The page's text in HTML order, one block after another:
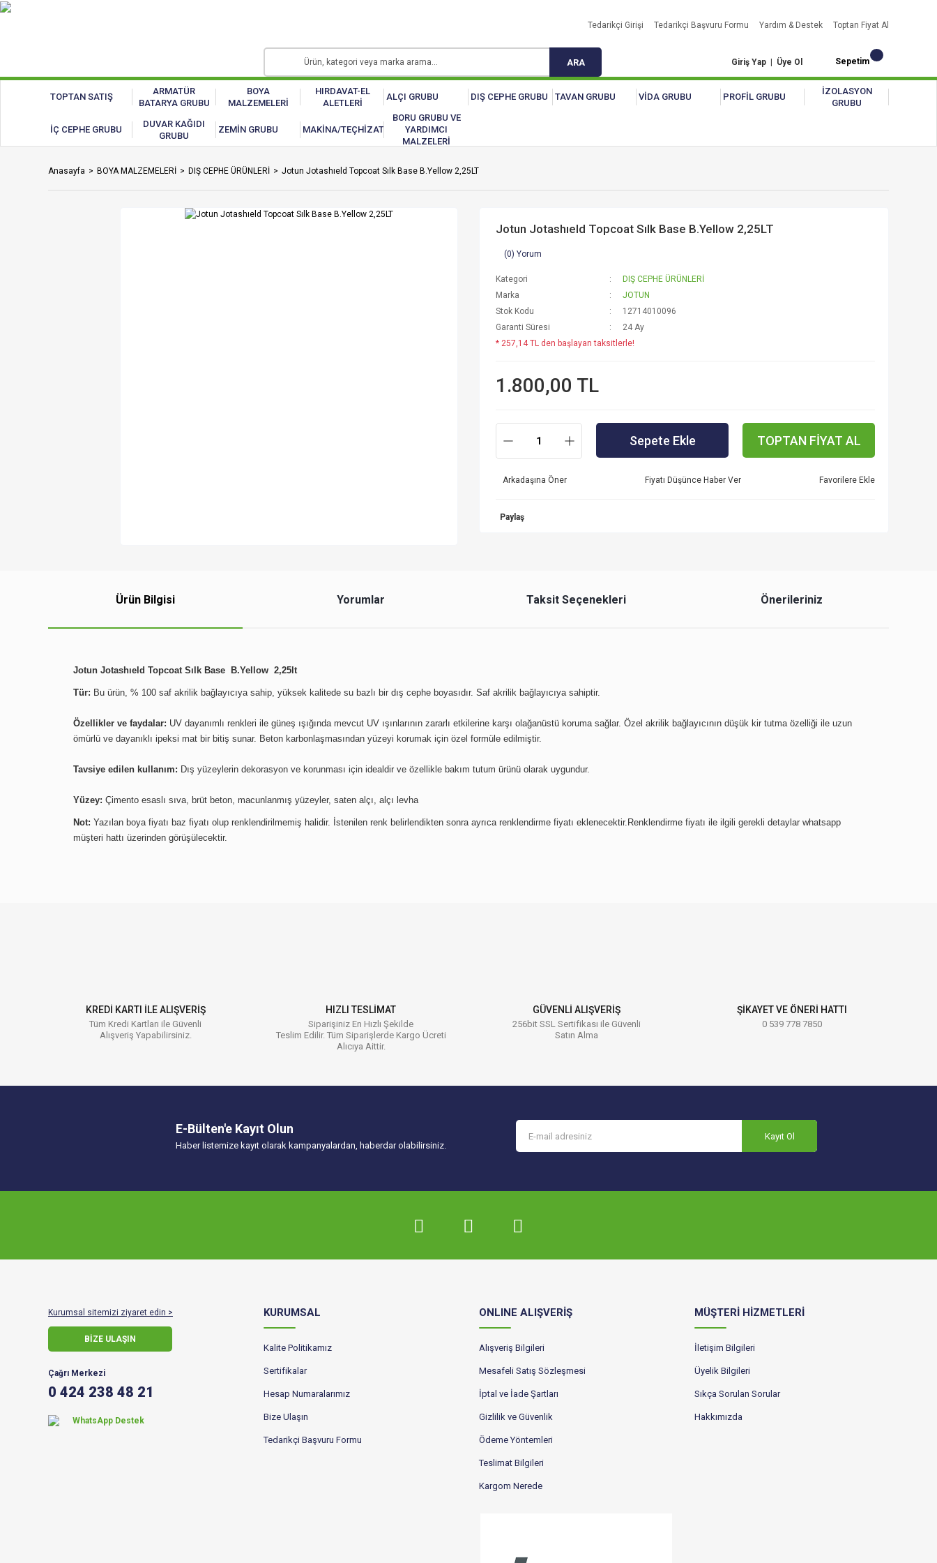
Tedarikçi Girişi Tedarikçi Başvuru Formu Yardım & Destek Toptan Fiyat Al
ARA Giriş Yap | Üye Ol Sepetim
TOPTAN SATIŞ
ARMATÜR
BATARYA GRUBU
BOYA
MALZEMELERİ
HIRDAVAT-EL
ALETLERİ
ALÇI GRUBU DIŞ CEPHE GRUBU TAVAN GRUBU VİDA GRUBU PROFİL GRUBU
İZOLASYON
GRUBU
İÇ CEPHE GRUBU
DUVAR KAĞIDI
GRUBU
ZEMİN GRUBU MAKİNA/TEÇHİZAT
BORU GRUBU VE
YARDIMCI
MALZELERİ
Anasayfa BOYA MALZEMELERİ DIŞ CEPHE ÜRÜNLERİ Jotun Jotashıeld Topcoat Sılk Base B.Yellow 2,25LT
Jotun Jotashıeld Topcoat Sılk Base B.Yellow 2,25LT
(0) Yorum
Kategori
DIŞ CEPHE ÜRÜNLERİ
Marka
JOTUN
Stok Kodu
12714010096
Garanti Süresi
24 Ay
* 257,14 TL den başlayan taksitlerle!
1.800,00 TL
Sepete Ekle TOPTAN FİYAT AL
Arkadaşına Öner Fiyatı Düşünce Haber Ver
Paylaş
Ürün Bilgisi Yorumlar Taksit Seçenekleri Önerileriniz
Jotun Jotashıeld Topcoat Sılk Base B.Yellow 2,25lt
Tür: Bu ürün, % 100 saf akrilik bağlayıcıya sahip, yüksek kalitede su bazlı bir dış cephe boyasıdır. Saf akrilik bağlayıcıya sahiptir.
Özellikler ve faydalar: UV dayanımlı renkleri ile güneş ışığında mevcut UV ışınlarının zararlı etkilerine karşı olağanüstü koruma sağlar. Özel akrilik bağlayıcının düşük kir tutma özelliği ile uzun
ömürlü ve dayanıklı ipeksi mat bir bitiş sunar. Beton karbonlaşmasından yüzeyi korumak için özel formüle edilmiştir.
Tavsiye edilen kullanım: Dış yüzeylerin dekorasyon ve korunması için idealdir ve özellikle bakım tutum ürünü olarak uygundur.
Yüzey: Çimento esaslı sıva, brüt beton, macunlanmış yüzeyler, saten alçı, alçı levha
Not: Yazılan boya fiyatı baz fiyatı olup renklendirilmemiş halidir. İstenilen renk belirlendikten sonra ayrıca renklendirme fiyatı eklenecektir.Renklendirme fiyatı ile ilgili gerekli detaylar whatsapp
müşteri hattı üzerinden görüşülecektir.
Ürün fiyatı diğer sitelerden daha pahalı.
Bu ürüne benzer farklı alternatifler olmalı.
KREDİ KARTI İLE ALIŞVERİŞ
Tüm Kredi Kartları ile Güvenli
Alışveriş Yapabilirsiniz.
HIZLI TESLİMAT
Siparişiniz En Hızlı Şekilde
Teslim Edilir. Tüm Siparişlerde Kargo Ücreti
Alıcıya Aittir.
GÜVENLİ ALIŞVERİŞ
256bit SSL Sertifikası ile Güvenli
Satın Alma
ŞİKAYET VE ÖNERİ HATTI
0 539 778 7850
E-Bülten'e Kayıt Olun
Haber listemize kayıt olarak kampanyalardan, haberdar olabilirsiniz.
Kayıt Ol
Kurumsal sitemizi ziyaret edin >
BİZE ULAŞIN
Çağrı Merkezi
0 424 238 48 21
WhatsApp Destek
KURUMSAL
Kalite Politikamız
Sertifikalar
Hesap Numaralarımız
Bize Ulaşın
Tedarikçi Başvuru Formu
ONLINE ALIŞVERİŞ
Alışveriş Bilgileri
Mesafeli Satış Sözleşmesi
İptal ve İade Şartları
Gizlilik ve Güvenlik
Ödeme Yöntemleri
Teslimat Bilgileri
Kargom Nerede
MÜŞTERİ HİZMETLERİ
İletişim Bilgileri
Üyelik Bilgileri
Sıkça Sorulan Sorular
Hakkımızda